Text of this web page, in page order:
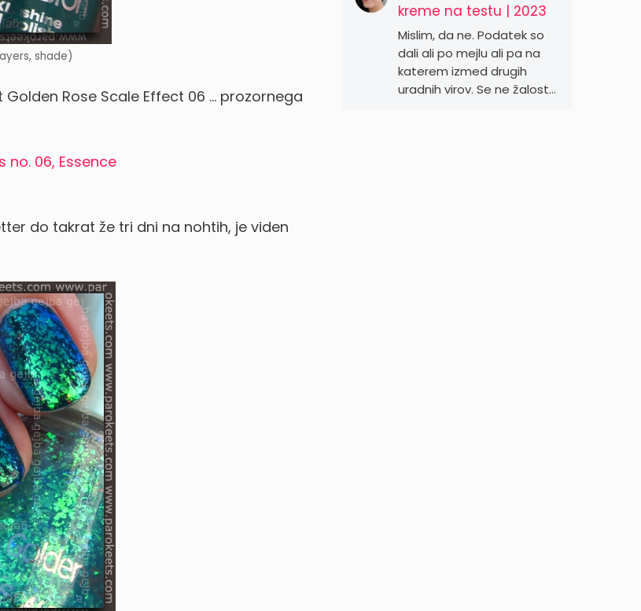
shade)
Rose Scale Effect 06 … prozornega
do takrat že tri dni na nohtih, je viden
kreme na testu | 2023
Mislim, da ne. Podatek so
dali ali po mejlu ali pa na
katerem izmed drugih
uradnih virov. Se ne žalost…